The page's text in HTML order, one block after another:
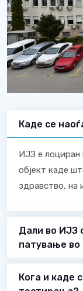
Каде се
ИЈЗ е лоциран
објект каде
здравство, на
Дали во ИЈЗ
патување во
Кога и каде